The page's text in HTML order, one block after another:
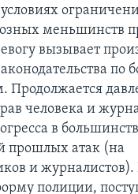
условиях
меньшинств
вызывает
по
Продолжается
человека и
в
прошлых атак (на
и журналистов).
полиции,